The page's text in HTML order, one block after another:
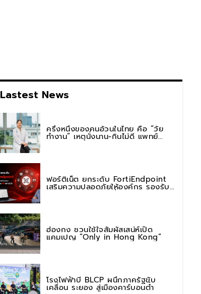
Lastest News
ครึ่งหนึ่งของคนอ้วนในไทย คือ “วัย
ทำงาน” เหตุนั่งนาน-กินไม่ดี แพทย์
รพ.วิมุต พหลโยธิน เตือน “อย่าดูแค่เลข
ฟอร์ติเน็ต ยกระดับ FortiEndpoint
เสริมความปลอดภัยให้องค์กร รองรับ
ฮ่องกง ชวนใช้ใจสัมผัสเสน่ห์เปิด
แคมเปญ “Only in Hong Kong”
โรงไฟฟ้าบี BLCP ผนึกภาครัฐขับ
เคลื่อน ระยอง สู่เมืองคาร์บอนต่ำ